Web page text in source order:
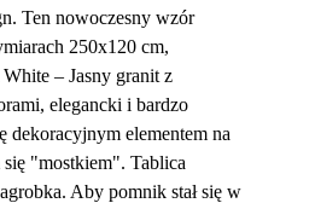
Ten nowoczesny wzór
250x120 cm,
– Jasny granit z
elegancki i bardzo
elementem na
się "mostkiem". Tablica
Aby pomnik stał się w